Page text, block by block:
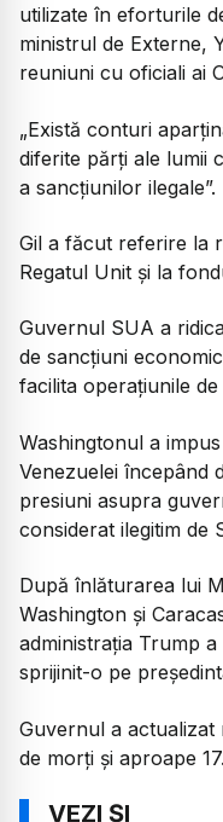
utilizate în eforturile
ministrul de Externe,
reuniuni cu oficiali ai
„Există conturi
diferite părți ale lumii
a sancțiunilor ilegale”.
Gil a făcut referire la
Regatul Unit și la
Guvernul SUA a
de sancțiuni
facilita operațiunile
Washingtonul a
Venezuelei începând
presiuni asupra
considerat ilegitim de
După înlăturarea lui
Washington și
administrația Trump
sprijinit-o pe
Guvernul a actualizat
de morți și aproape